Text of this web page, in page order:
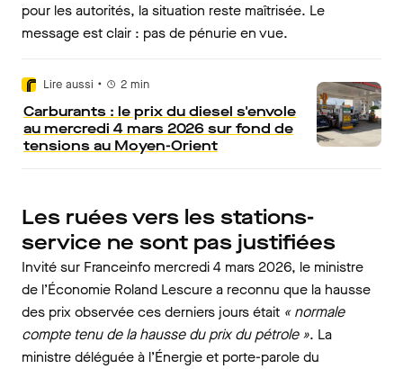
pour les autorités, la situation reste maîtrisée. Le
message est clair : pas de pénurie en vue.
Lire aussi • 2 min
Carburants : le prix du diesel s'envole
au mercredi 4 mars 2026 sur fond de
tensions au Moyen-Orient
Les ruées vers les stations-
service ne sont pas justifiées
Invité sur Franceinfo mercredi 4 mars 2026, le ministre
de l’Économie Roland Lescure a reconnu que la hausse
des prix observée ces derniers jours était « normale
compte tenu de la hausse du prix du pétrole ». La
ministre déléguée à l’Énergie et porte-parole du